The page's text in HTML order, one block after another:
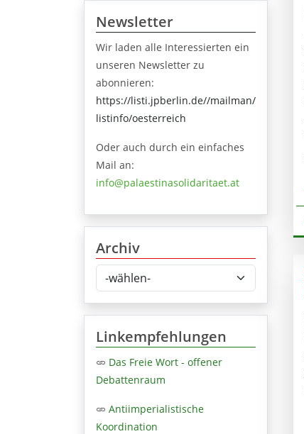
Newsletter
Wir laden alle Interessierten ein
unseren Newsletter zu
abonnieren:
https://listi.jpberlin.de//mailman/
listinfo/oesterreich
Oder auch durch ein einfaches
Mail an:
info@palaestinasolidaritaet.at
Archiv
Linkempfehlungen
Das Freie Wort - offener
Debattenraum
Antiimperialistische
Koordination